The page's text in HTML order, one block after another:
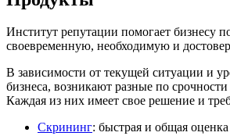
Институт репутации помогает бизнесу
своевременную, необходимую и
В зависимости от текущей ситуации и
бизнеса, возникают разные по срочности
Каждая из них имеет свое решение и
Скрининг: быстрая и общая